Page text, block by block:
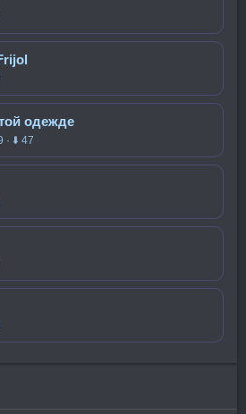
одежде
· ⬇ 47